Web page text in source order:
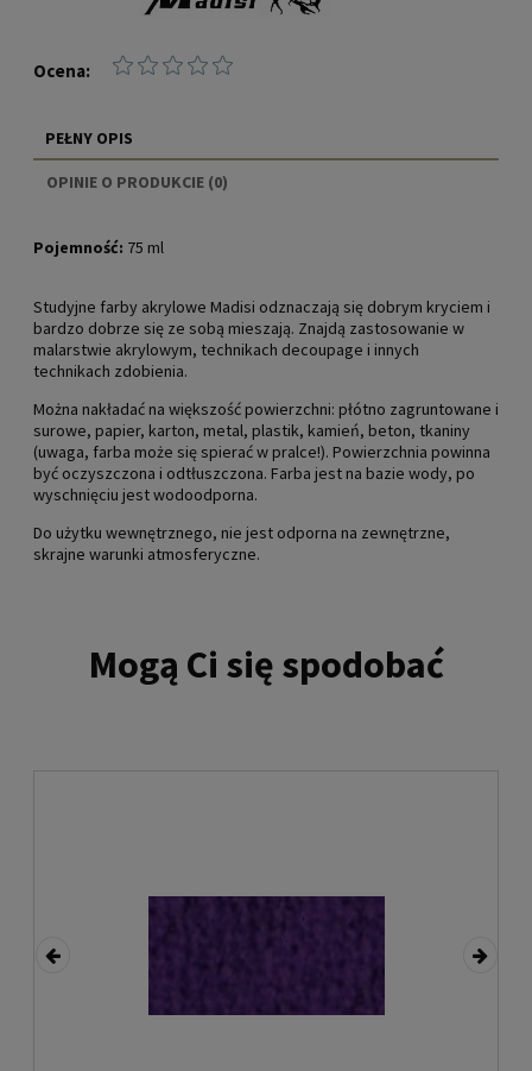
Ocena:
PEŁNY OPIS
OPINIE O PRODUKCIE (0)
Pojemność: 75 ml
Studyjne farby akrylowe Madisi odznaczają się dobrym kryciem i
bardzo dobrze się ze sobą mieszają. Znajdą zastosowanie w
malarstwie akrylowym, technikach decoupage i innych
technikach zdobienia.
Można nakładać na większość powierzchni: płótno zagruntowane i
surowe, papier, karton, metal, plastik, kamień, beton, tkaniny
(uwaga, farba może się spierać w pralce!). Powierzchnia powinna
być oczyszczona i odtłuszczona. Farba jest na bazie wody, po
wyschnięciu jest wodoodporna.
Do użytku wewnętrznego, nie jest odporna na zewnętrzne,
skrajne warunki atmosferyczne.
Mogą Ci się spodobać